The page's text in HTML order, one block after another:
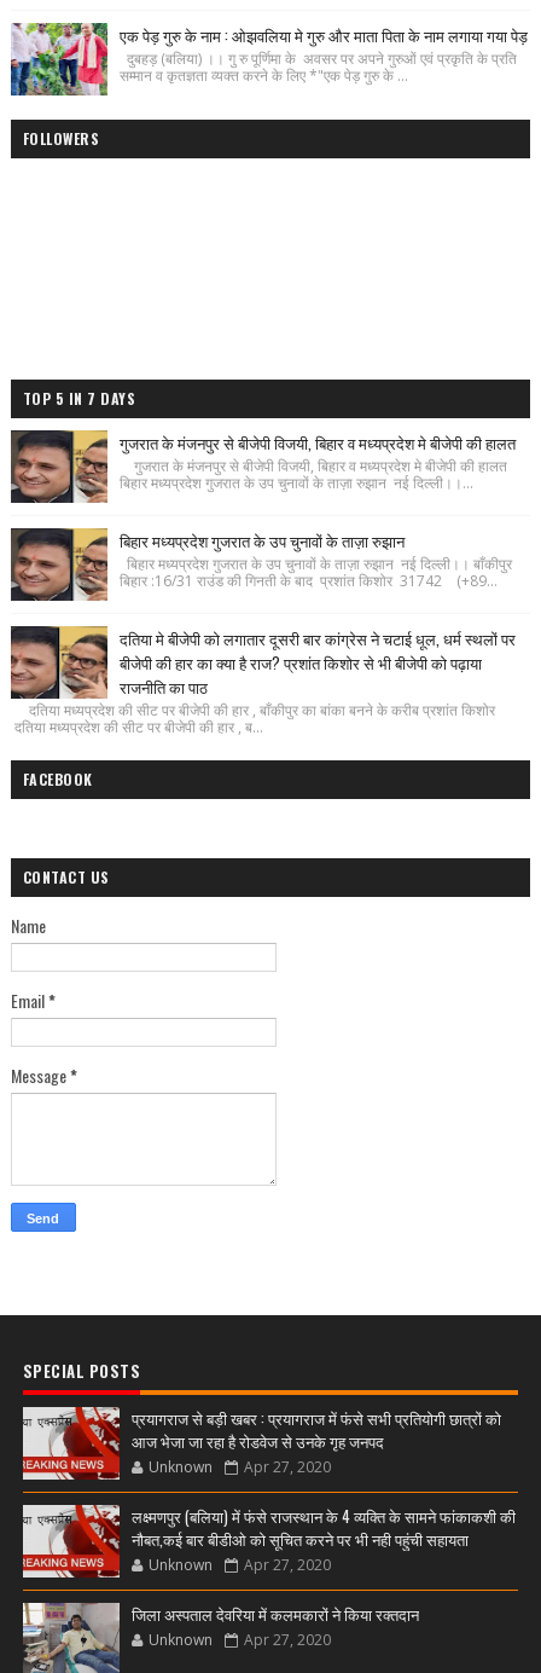
एक पेड़ गुरु के नाम : ओझवलिया मे गुरु और माता पिता के नाम लगाया गया पेड़
दुबहड़ (बलिया) ।। गु रु पूर्णिमा के अवसर पर अपने गुरुओं एवं प्रकृति के प्रति
सम्मान व कृतज्ञता व्यक्त करने के लिए *"एक पेड़ गुरु के ...
FOLLOWERS
TOP 5 IN 7 DAYS
गुजरात के मंजनपुर से बीजेपी विजयी, बिहार व मध्यप्रदेश मे बीजेपी की हालत
गुजरात के मंजनपुर से बीजेपी विजयी, बिहार व मध्यप्रदेश मे बीजेपी की हालत
बिहार मध्यप्रदेश गुजरात के उप चुनावों के ताज़ा रुझान नई दिल्ली।।...
बिहार मध्यप्रदेश गुजरात के उप चुनावों के ताज़ा रुझान
बिहार मध्यप्रदेश गुजरात के उप चुनावों के ताज़ा रुझान नई दिल्ली।। बाँकीपुर
बिहार :16/31 राउंड की गिनती के बाद प्रशांत किशोर 31742 (+89...
दतिया मे बीजेपी को लगातार दूसरी बार कांग्रेस ने चटाई धूल, धर्म स्थलों पर
बीजेपी की हार का क्या है राज? प्रशांत किशोर से भी बीजेपी को पढ़ाया
राजनीति का पाठ
दतिया मध्यप्रदेश की सीट पर बीजेपी की हार , बाँकीपुर का बांका बनने के करीब प्रशांत किशोर
दतिया मध्यप्रदेश की सीट पर बीजेपी की हार , ब...
FACEBOOK
CONTACT US
Name
Email*
Message*
SPECIAL POSTS
प्रयागराज से बड़ी खबर : प्रयागराज में फंसे सभी प्रतियोगी छात्रों को
आज भेजा जा रहा है रोडवेज से उनके गृह जनपद
Unknown Apr 27, 2020
लक्ष्मणपुर (बलिया) में फंसे राजस्थान के 4 व्यक्ति के सामने फांकाकशी की
नौबत,कई बार बीडीओ को सूचित करने पर भी नही पहुंची सहायता
Unknown Apr 27, 2020
जिला अस्पताल देवरिया में कलमकारों ने किया रक्तदान
Unknown Apr 27, 2020